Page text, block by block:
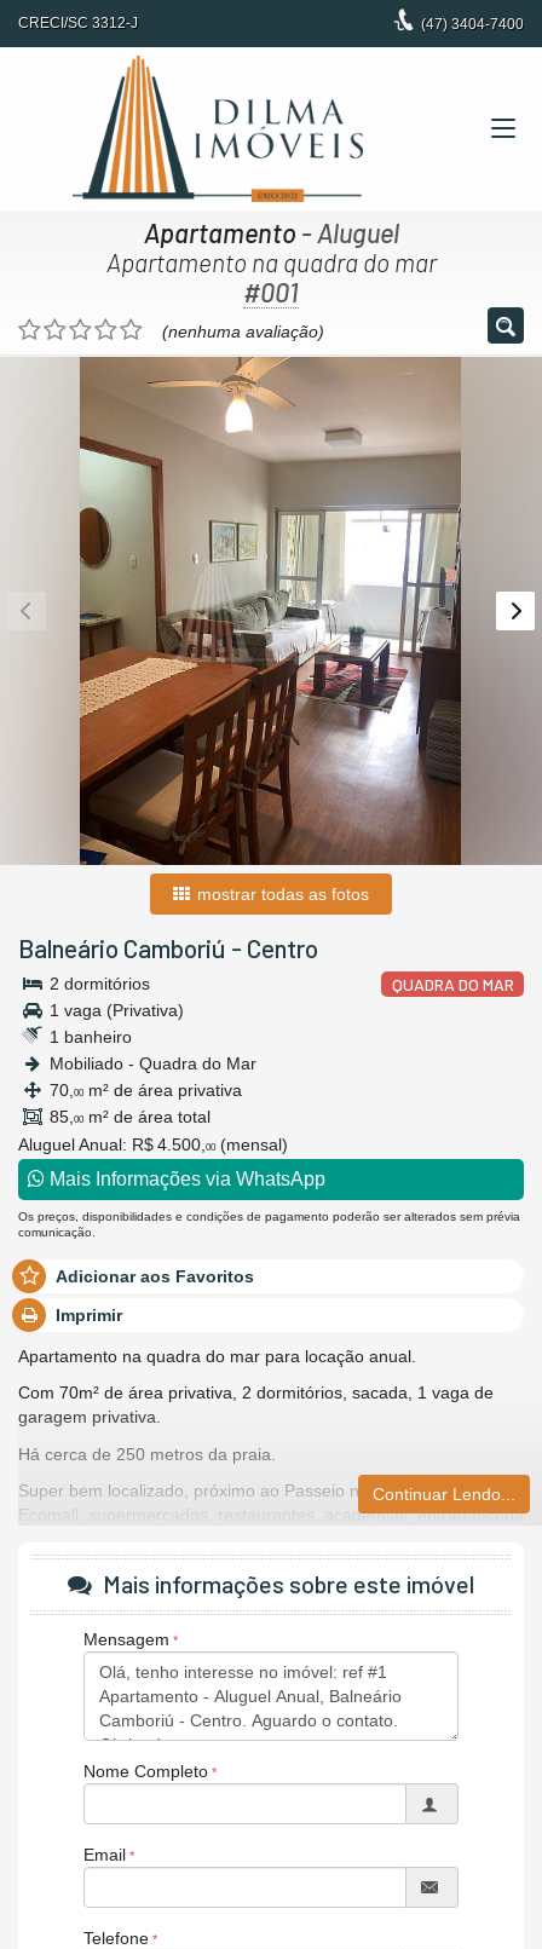
CRECI/SC 3312-J (47) 3404-7400
Apartamento - Aluguel
Apartamento na quadra do mar
#001
(nenhuma avaliação)
mostrar todas as fotos
Balneário Camboriú - Centro
QUADRA DO MAR
2 dormitórios
1 vaga (Privativa)
1 banheiro
Mobiliado - Quadra do Mar
70, 00 m² de área privativa
85, 00 m² de área total
Aluguel Anual: R$ 4.500, 00 (mensal)
Mais Informações via WhatsApp
Os preços, disponibilidades e condições de pagamento poderão ser alterados sem prévia
comunicação.
Adicionar aos Favoritos
Imprimir
Apartamento na quadra do mar para locação anual.
Com 70m² de área privativa, 2 dormitórios, sacada, 1 vaga de
garagem privativa.
Há cerca de 250 metros da praia.
Super bem localizado, próximo ao Passeio nan Miguel, PZ
Ecomall, supermercados, restaurantes, academias, entrada/saída
Carnaval valores diferenciados.
Venha conhecer!
Características do Imóvel
Ar Condicionado
Internet / WiFi
Área de Serviço
Sacada / Varanda
Elevador
Continuar Lendo...
Mais informações sobre este imóvel
Mensagem
Nome Completo
Email
Telefone